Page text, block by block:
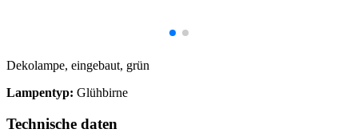
Dekolampe, eingebaut, grün
Lampentyp: Glühbirne
Technische daten